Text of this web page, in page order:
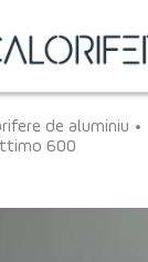
de aluminiu
600